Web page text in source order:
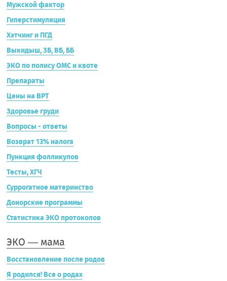
Мужской фактор
Гиперстимуляция
Хэтчинг и ПГД
Выкидыш, ЗБ, ВБ, ББ
ЭКО по полису ОМС и квоте
Препараты
Цены на ВРТ
Здоровье груди
Вопросы - ответы
Возврат 13% налога
Пункция фолликулов
Тесты, ХГЧ
Суррогатное материнство
Донорские программы
Статистика ЭКО протоколов
ЭКО — мама
Восстановление после родов
Я родился! Все о родах